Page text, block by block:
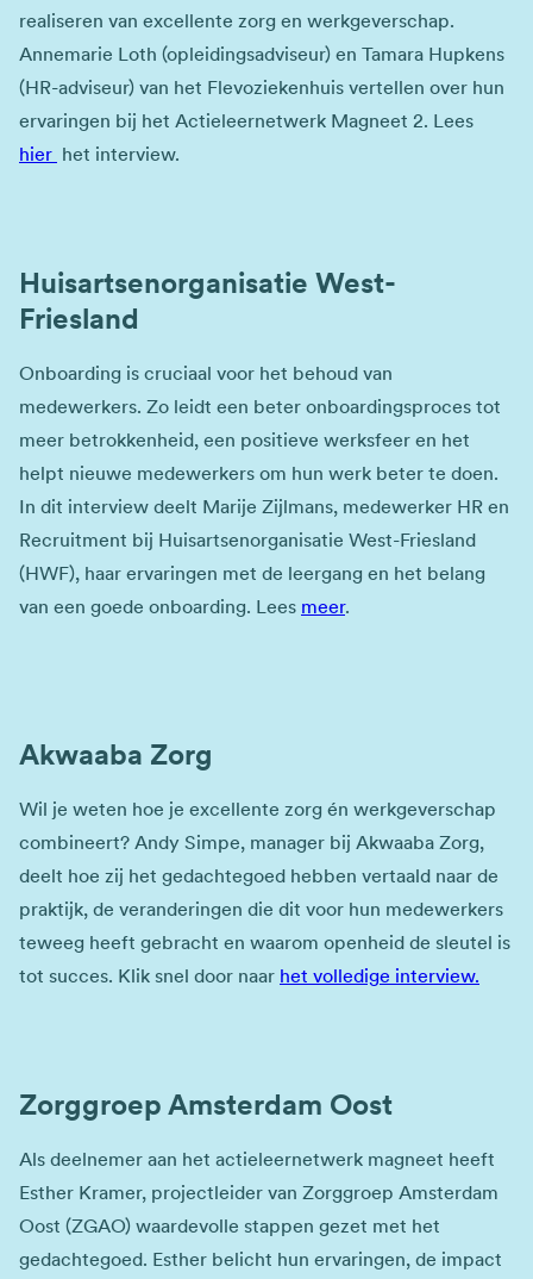
realiseren van excellente zorg en werkgeverschap.
Annemarie Loth (opleidingsadviseur) en Tamara Hupkens
(HR-adviseur) van het Flevoziekenhuis vertellen over hun
ervaringen bij het Actieleernetwerk Magneet 2. Lees
hier het interview.
Huisartsenorganisatie West-
Friesland
Onboarding is cruciaal voor het behoud van
medewerkers. Zo leidt een beter onboardingsproces tot
meer betrokkenheid, een positieve werksfeer en het
helpt nieuwe medewerkers om hun werk beter te doen.
In dit interview deelt Marije Zijlmans, medewerker HR en
Recruitment bij Huisartsenorganisatie West-Friesland
(HWF), haar ervaringen met de leergang en het belang
van een goede onboarding. Lees meer.
Akwaaba Zorg
Wil je weten hoe je excellente zorg én werkgeverschap
combineert? Andy Simpe, manager bij Akwaaba Zorg,
deelt hoe zij het gedachtegoed hebben vertaald naar de
praktijk, de veranderingen die dit voor hun medewerkers
teweeg heeft gebracht en waarom openheid de sleutel is
tot succes. Klik snel door naar het volledige interview.
Zorggroep Amsterdam Oost
Als deelnemer aan het actieleernetwerk magneet heeft
Esther Kramer, projectleider van Zorggroep Amsterdam
Oost (ZGAO) waardevolle stappen gezet met het
gedachtegoed. Esther belicht hun ervaringen, de impact